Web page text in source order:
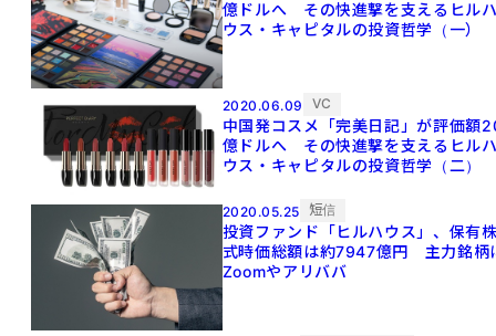
億ドルへ その快進撃を支えるヒル
ウス・キャピタルの投資哲学（一）
2020.06.09 VC
中国発コスメ「完美日記」が評価額
億ドルへ その快進撃を支えるヒル
ウス・キャピタルの投資哲学（二）
2020.05.25 短信
投資ファンド「ヒルハウス」、保有
式時価総額は約7947億円 主力銘柄
Zoomやアリババ